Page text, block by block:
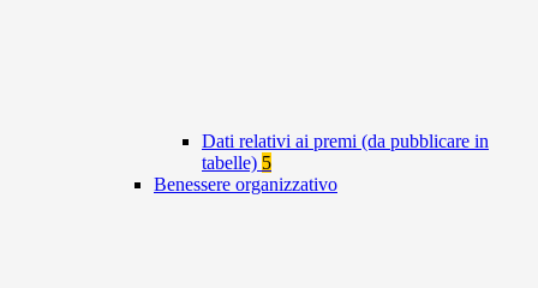
Dati relativi ai premi (da pubblicare in
tabelle) 5
Benessere organizzativo